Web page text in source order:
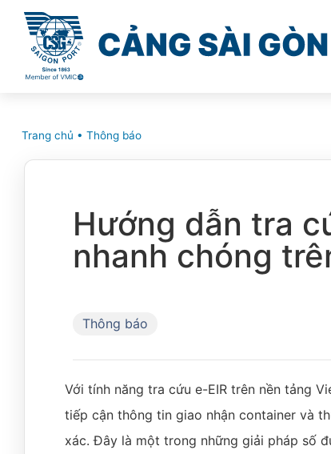
Trang chủ • Thông báo
Hướng dẫn tra
nhanh chóng
Thông báo
Với tính năng tra cứu e-EIR trên nền tảng
tiếp cận thông tin giao nhận container và
xác. Đây là một trong những giải pháp số